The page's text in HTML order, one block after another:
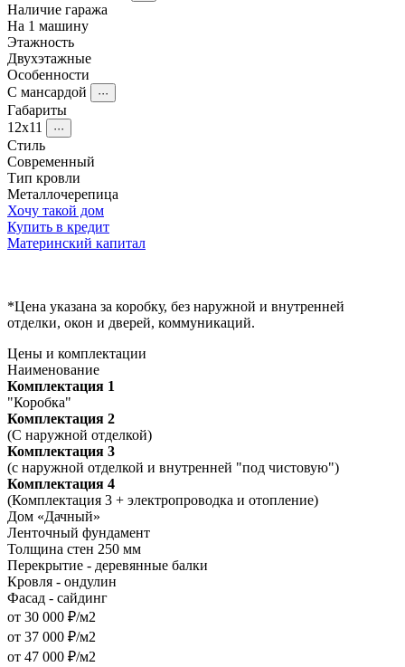
Наличие гаража
На 1 машину
Этажность
Двухэтажные
Особенности
С мансардой
···
Габариты
12x11
···
Стиль
Современный
Тип кровли
Металлочерепица
Хочу такой дом
Купить в кредит
Материнский капитал
*Цена указана за коробку, без наружной и внутренней
отделки, окон и дверей, коммуникаций.
Цены и комплектации
Наименование
Комплектация 1
"Коробка"
Комплектация 2
(С наружной отделкой)
Комплектация 3
(с наружной отделкой и внутренней "под чистовую")
Комплектация 4
(Комплектация 3 + электропроводка и отопление)
Дом «Дачный»
Ленточный фундамент
Толщина стен 250 мм
Перекрытие - деревянные балки
Кровля - ондулин
Фасад - сайдинг
от 30 000 ₽/м2
от 37 000 ₽/м2
от 47 000 ₽/м2